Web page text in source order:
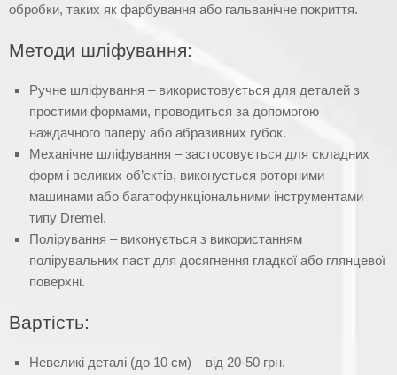
обробки, таких як фарбування або гальванічне покриття.
Методи шліфування:
Ручне шліфування – використовується для деталей з
простими формами, проводиться за допомогою
наждачного паперу або абразивних губок.
Механічне шліфування – застосовується для складних
форм і великих об’єктів, виконується роторними
машинами або багатофункціональними інструментами
типу Dremel.
Полірування – виконується з використанням
полірувальних паст для досягнення гладкої або глянцевої
поверхні.
Вартість:
Невеликі деталі (до 10 см) – від 20-50 грн.